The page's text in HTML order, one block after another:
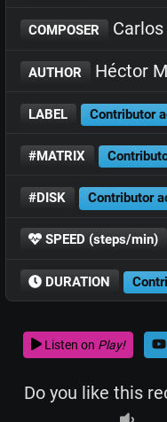
COMPOSER
AUTHOR Héctor
LABEL Contributor
#MATRIX
#DISK Contributor
SPEED (steps/min)
DURATION
Listen on Play!
Do you like this